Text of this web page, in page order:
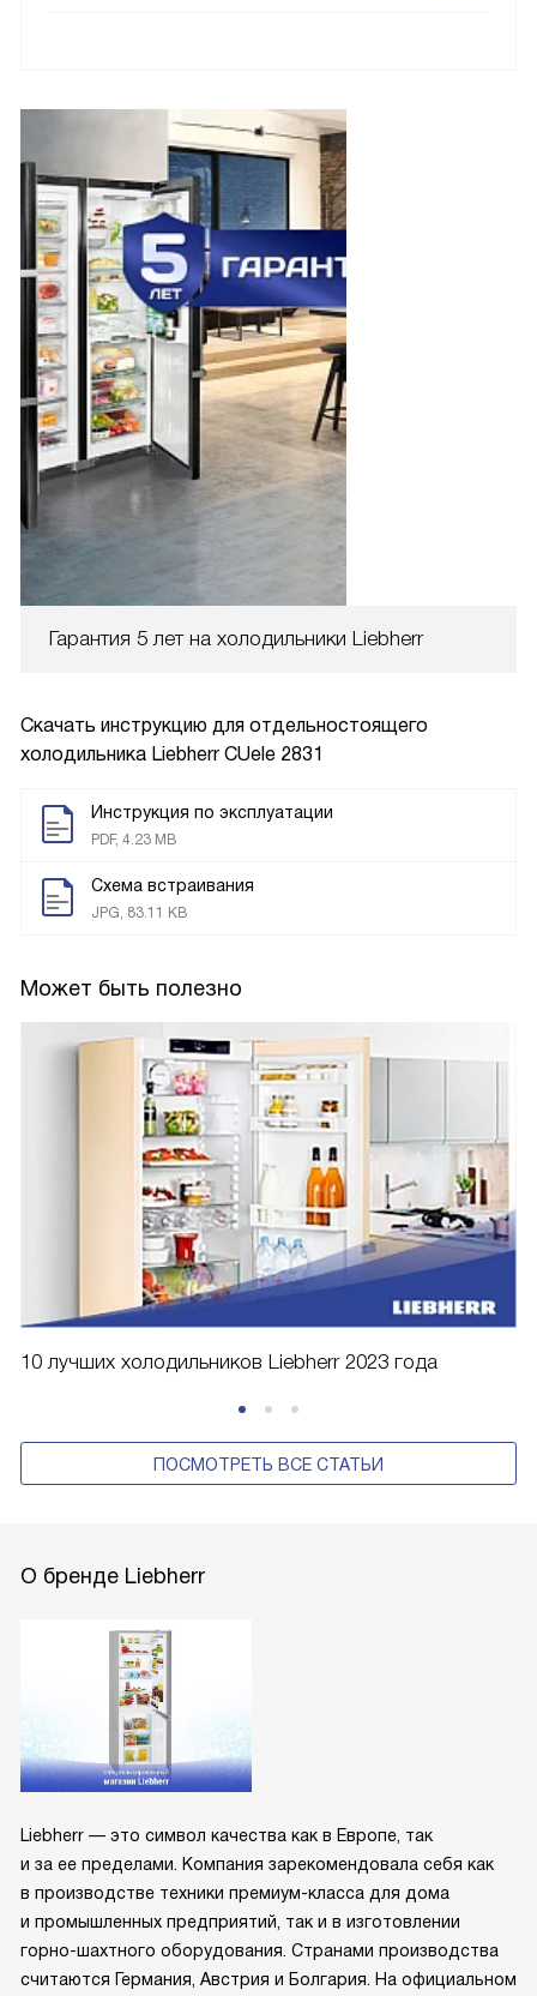
Гарантия 5 лет на холодильники Liebherr
Скачать инструкцию для отдельностоящего
холодильника Liebherr CUele 2831
Инструкция по эксплуатации
PDF, 4.23 MB
Схема встраивания
JPG, 83.11 KB
Может быть полезно
10 лучших холодильников Liebherr 2023 года
ПОСМОТРЕТЬ ВСЕ СТАТЬИ
О бренде Liebherr
Liebherr — это символ качества как в Европе, так
и за ее пределами. Компания зарекомендовала себя как
в производстве техники премиум-класса для дома
и промышленных предприятий, так и в изготовлении
горно-шахтного оборудования. Странами производства
считаются Германия, Австрия и Болгария. На официальном